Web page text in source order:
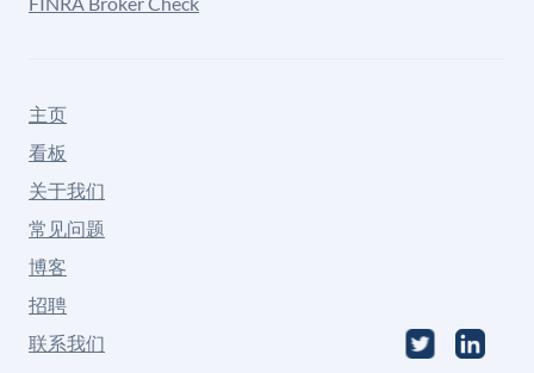
主页
看板
关于我们
常见问题
博客
招聘
联系我们